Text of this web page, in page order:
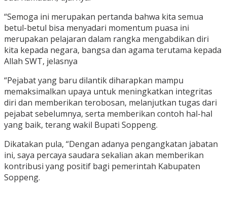
“Semoga ini merupakan pertanda bahwa kita semua
betul-betul bisa menyadari momentum puasa ini
merupakan pelajaran dalam rangka mengabdikan diri
kita kepada negara, bangsa dan agama terutama kepada
Allah SWT, jelasnya
“Pejabat yang baru dilantik diharapkan mampu
memaksimalkan upaya untuk meningkatkan integritas
diri dan memberikan terobosan, melanjutkan tugas dari
pejabat sebelumnya, serta memberikan contoh hal-hal
yang baik, terang wakil Bupati Soppeng.
Dikatakan pula, “Dengan adanya pengangkatan jabatan
ini, saya percaya saudara sekalian akan memberikan
kontribusi yang positif bagi pemerintah Kabupaten
Soppeng.